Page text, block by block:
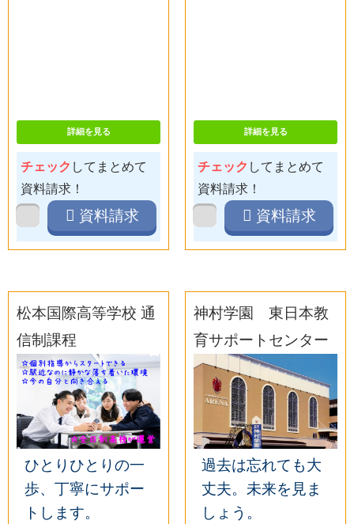
詳細を見る
チェック してまとめて
資料請求！
資料請求
詳細を見る
チェック してまとめて
資料請求！
資料請求
松本国際高等学校 通
信制課程
ひとりひとりの一
歩、丁寧にサポー
トします。
神村学園 東日本教
育サポートセンター
過去は忘れても大
丈夫。未来を見ま
しょう。